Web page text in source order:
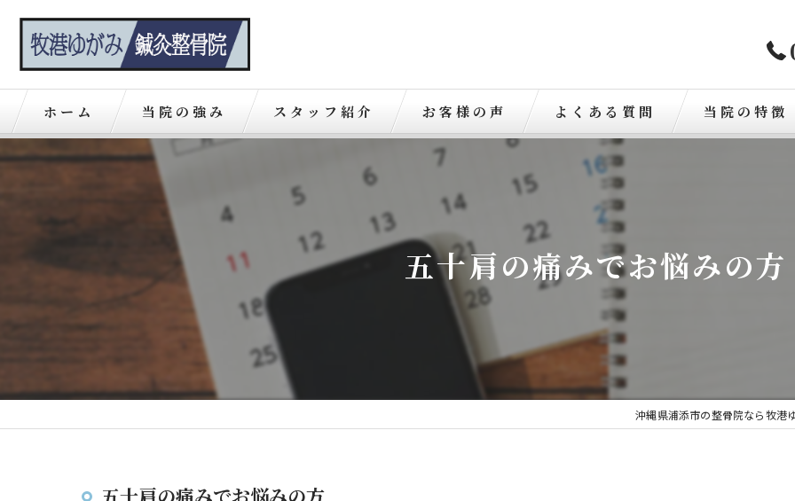
ホーム 当院の強み スタッフ紹介 お客様の声 よくある質問 当院の特徴
肩こり
五十肩の痛みでお悩みの方
沖縄県浦添市の整骨院なら牧港
五十肩の痛みでお悩みの方